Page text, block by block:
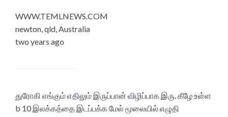
WWW.TEMLNEWS.COM
newton, qld, Australia
two years ago
துரோகி எங்கும் எதிலும் இருப்பான் விழிப்பாக இரு. கீழே உள்ள
b 10 இலக்கத்தை இடப்பக்க மேல் மூலையில் எழுதி